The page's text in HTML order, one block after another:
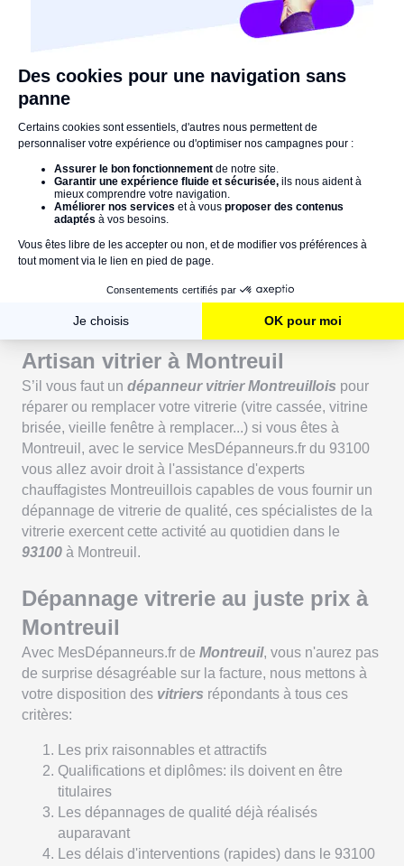
Vous avez une urgence ?
Contactez-nous par téléphone !
Nos experts sont disponibles 7j/7 24h/24
Contactez-nous
Artisan vitrier à Montreuil
S’il vous faut un dépanneur vitrier Montreuillois pour
réparer ou remplacer votre vitrerie (vitre cassée, vitrine
brisée, vieille fenêtre à remplacer...) si vous êtes à
Montreuil, avec le service MesDépanneurs.fr du 93100
vous allez avoir droit à l'assistance d'experts
chauffagistes Montreuillois capables de vous fournir un
dépannage de vitrerie de qualité, ces spécialistes de la
vitrerie exercent cette activité au quotidien dans le
93100 à Montreuil.
Dépannage vitrerie au juste prix à
Montreuil
Avec MesDépanneurs.fr de Montreuil, vous n'aurez pas
de surprise désagréable sur la facture, nous mettons à
votre disposition des vitriers répondants à tous ces
critères:
Les prix raisonnables et attractifs
Qualifications et diplômes: ils doivent en être
titulaires
Les dépannages de qualité déjà réalisés
auparavant
Les délais d'interventions (rapides) dans le 93100